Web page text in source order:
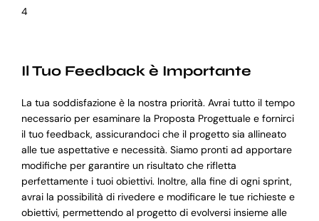
4
Il Tuo Feedback è Importante
La tua soddisfazione è la nostra priorità. Avrai tutto il tempo
necessario per esaminare la Proposta Progettuale e fornirci
il tuo feedback, assicurandoci che il progetto sia allineato
alle tue aspettative e necessità. Siamo pronti ad apportare
modifiche per garantire un risultato che rifletta
perfettamente i tuoi obiettivi. Inoltre, alla fine di ogni sprint,
avrai la possibilità di rivedere e modificare le tue richieste e
obiettivi, permettendo al progetto di evolversi insieme alle